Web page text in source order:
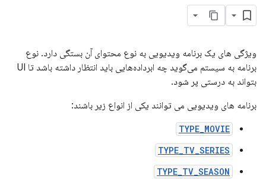
ویژگی های یک برنامه ویدیویی به نوع محتوای آن بستگی دارد. نوع
برنامه به سیستم می‌گوید چه ابرداده‌هایی باید انتظار داشته باشد تا UI
بتواند به درستی پر شود.
برنامه های ویدیویی می توانند یکی از انواع زیر باشند:
TYPE_MOVIE
TYPE_TV_SERIES
TYPE_TV_SEASON